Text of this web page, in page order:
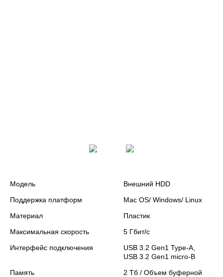
Модель
Внешний HDD
Поддержка платформ
Mac OS/ Windows/ Linux
Материал
Пластик
Максимальная скорость
5 Гбит/с
Интерфейс подключения
USB 3.2 Gen1 Type-A,
USB 3.2 Gen1 micro-B
Память
2 Тб / Объем буферной